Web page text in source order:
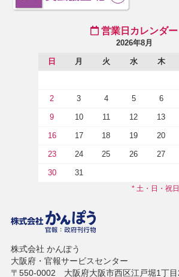
営業日カレンダー
2026年8月
日 月 火 水 木
2 3 4 5 6
9 10 11 12 13
16 17 18 19 20
23 24 25 26 27
30 31
* 土・日・祝
株式会社 かんぽう
大阪府・官報サービスセンター
〒550-0002 大阪府大阪市西区江戸堀1丁